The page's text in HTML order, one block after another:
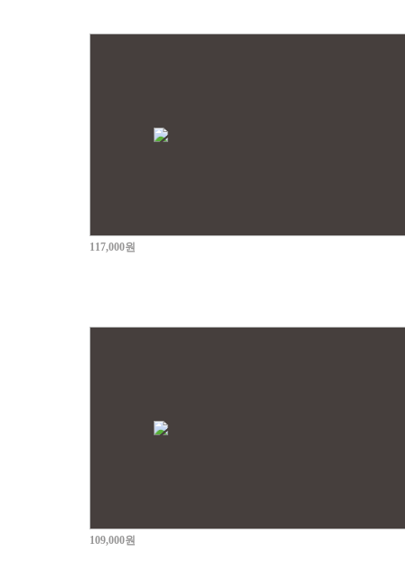
117,000원
109,000원